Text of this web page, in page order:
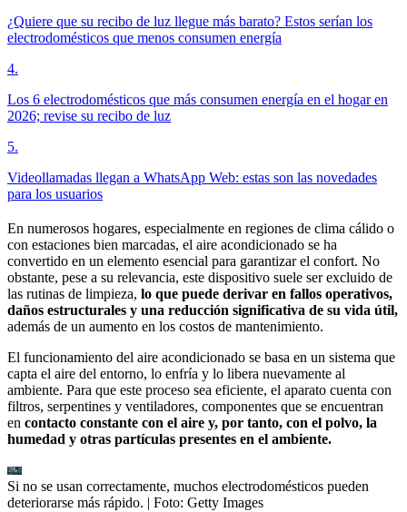
¿Quiere que su recibo de luz llegue más barato? Estos serían los
electrodomésticos que menos consumen energía
4.
Los 6 electrodomésticos que más consumen energía en el hogar en
2026; revise su recibo de luz
5.
Videollamadas llegan a WhatsApp Web: estas son las novedades
para los usuarios
En numerosos hogares, especialmente en regiones de clima cálido o
con estaciones bien marcadas, el aire acondicionado se ha
convertido en un elemento esencial para garantizar el confort. No
obstante, pese a su relevancia, este dispositivo suele ser excluido de
las rutinas de limpieza, lo que puede derivar en fallos operativos,
daños estructurales y una reducción significativa de su vida útil,
además de un aumento en los costos de mantenimiento.
El funcionamiento del aire acondicionado se basa en un sistema que
capta el aire del entorno, lo enfría y lo libera nuevamente al
ambiente. Para que este proceso sea eficiente, el aparato cuenta con
filtros, serpentines y ventiladores, componentes que se encuentran
en contacto constante con el aire y, por tanto, con el polvo, la
humedad y otras partículas presentes en el ambiente.
Si no se usan correctamente, muchos electrodomésticos pueden
deteriorarse más rápido. | Foto: Getty Images